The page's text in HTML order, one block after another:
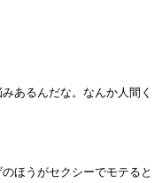
あるんだな。なんか人間く
ほうがセクシーでモテると